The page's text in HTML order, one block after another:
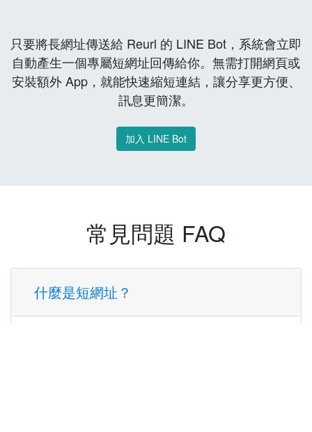
只要將長網址傳送給 Reurl 的 LINE Bot，系統會立即
自動產生一個專屬短網址回傳給你。無需打開網頁或
安裝額外 App，就能快速縮短連結，讓分享更方便、
訊息更簡潔。
加入 LINE Bot
常見問題 FAQ
什麼是短網址？